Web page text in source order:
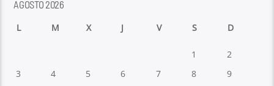
AGOSTO 2026
L M X J V S D
1
2
3
4 5 6 7 8
9